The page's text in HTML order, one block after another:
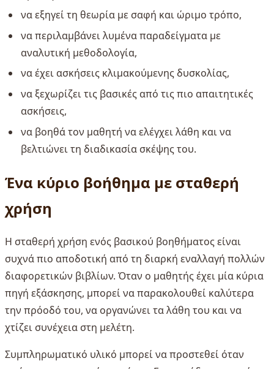
να εξηγεί τη θεωρία με σαφή και ώριμο τρόπο,
να περιλαμβάνει λυμένα παραδείγματα με
αναλυτική μεθοδολογία,
να έχει ασκήσεις κλιμακούμενης δυσκολίας,
να ξεχωρίζει τις βασικές από τις πιο απαιτητικές
ασκήσεις,
να βοηθά τον μαθητή να ελέγχει λάθη και να
βελτιώνει τη διαδικασία σκέψης του.
Ένα κύριο βοήθημα με σταθερή
χρήση
Η σταθερή χρήση ενός βασικού βοηθήματος είναι
συχνά πιο αποδοτική από τη διαρκή εναλλαγή πολλών
διαφορετικών βιβλίων. Όταν ο μαθητής έχει μία κύρια
πηγή εξάσκησης, μπορεί να παρακολουθεί καλύτερα
την πρόοδό του, να οργανώνει τα λάθη του και να
χτίζει συνέχεια στη μελέτη.
Συμπληρωματικό υλικό μπορεί να προστεθεί όταν